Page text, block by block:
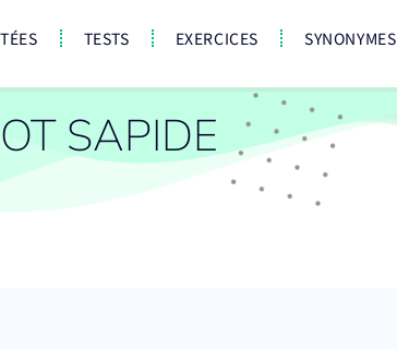
TESTS EXERCICES SYNONYMES
SAPIDE